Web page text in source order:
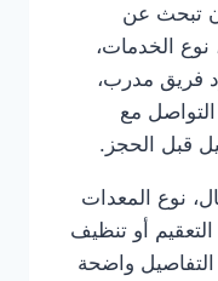
تبحث عن
نوع الخدمات،
فريق مدرب،
مع
قبل الحجز.
نوع المعدات
أو تنظيف
التفاصيل واضحة